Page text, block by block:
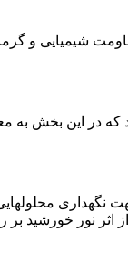
شیمیایی و
که در این بخش به
نگهداری
نور خورشید بر